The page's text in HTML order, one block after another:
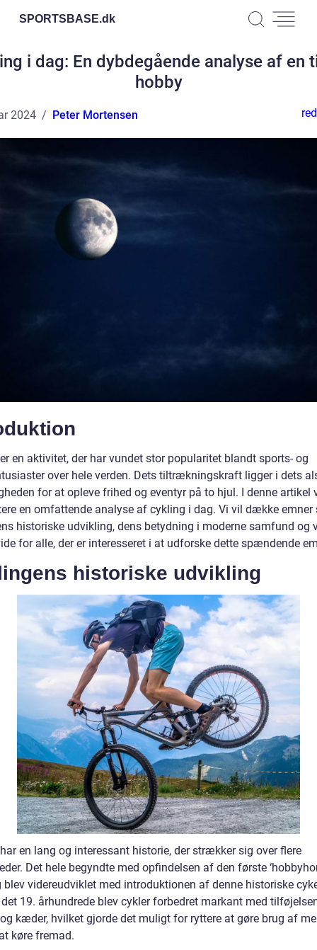
SPORTSBASE.dk
i dag: En dybdegående analyse af en
hobby
2024 Peter Mortensen
en aktivitet, der har vundet stor popularitet blandt sports- og
over hele verden. Dets tiltrækningskraft ligger i dets
for at opleve frihed og eventyr på to hjul. I denne artikel
en omfattende analyse af cykling i dag. Vi vil dække emner
historiske udvikling, dens betydning i moderne samfund og
for alle, der er interesseret i at udforske dette spændende
historiske udvikling
en lang og interessant historie, der strækker sig over flere
Det hele begyndte med opfindelsen af den første
blev videreudviklet med introduktionen af denne historiske
19. århundrede blev cykler forbedret markant med
kæder, hvilket gjorde det muligt for ryttere at gøre brug af
køre fremad.